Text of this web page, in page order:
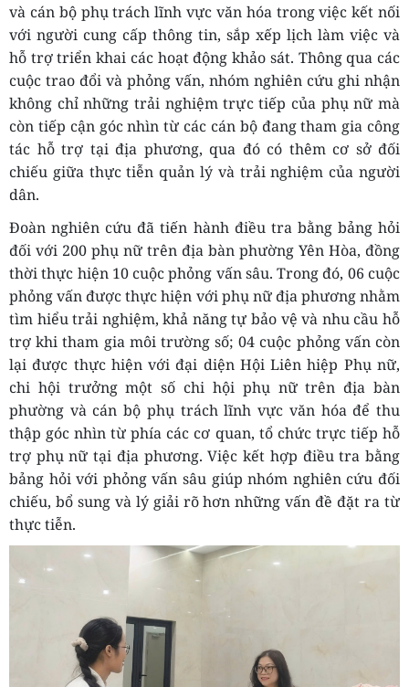
và cán bộ phụ trách lĩnh vực văn hóa trong việc kết nối
với người cung cấp thông tin, sắp xếp lịch làm việc và
hỗ trợ triển khai các hoạt động khảo sát. Thông qua các
cuộc trao đổi và phỏng vấn, nhóm nghiên cứu ghi nhận
không chỉ những trải nghiệm trực tiếp của phụ nữ mà
còn tiếp cận góc nhìn từ các cán bộ đang tham gia công
tác hỗ trợ tại địa phương, qua đó có thêm cơ sở đối
chiếu giữa thực tiễn quản lý và trải nghiệm của người
dân.
Đoàn nghiên cứu đã tiến hành điều tra bằng bảng hỏi
đối với 200 phụ nữ trên địa bàn phường Yên Hòa, đồng
thời thực hiện 10 cuộc phỏng vấn sâu. Trong đó, 06 cuộc
phỏng vấn được thực hiện với phụ nữ địa phương nhằm
tìm hiểu trải nghiệm, khả năng tự bảo vệ và nhu cầu hỗ
trợ khi tham gia môi trường số; 04 cuộc phỏng vấn còn
lại được thực hiện với đại diện Hội Liên hiệp Phụ nữ,
chi hội trưởng một số chi hội phụ nữ trên địa bàn
phường và cán bộ phụ trách lĩnh vực văn hóa để thu
thập góc nhìn từ phía các cơ quan, tổ chức trực tiếp hỗ
trợ phụ nữ tại địa phương. Việc kết hợp điều tra bằng
bảng hỏi với phỏng vấn sâu giúp nhóm nghiên cứu đối
chiếu, bổ sung và lý giải rõ hơn những vấn đề đặt ra từ
thực tiễn.